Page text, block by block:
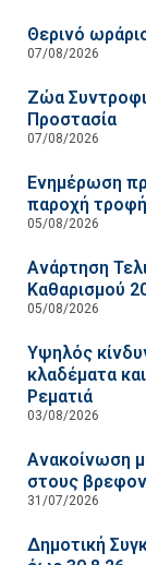
Θερινό
07/08/2026
Ζώα
Προστασία
07/08/2026
Ενημέρωση
παροχή
05/08/2026
Ανάρτηση
Καθαρισμού
05/08/2026
Υψηλός
κλαδέματα
Ρεματιά
03/08/2026
Ανακοίνωση
στους
31/07/2026
Δημοτική